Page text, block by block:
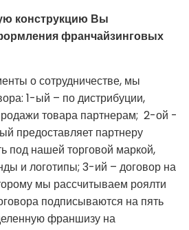
конструкцию Вы
франчайзинговых
о сотрудничестве, мы
1-ый – по дистрибуции,
товара партнерам; 2-ой -
предоставляет партнеру
под нашей торговой маркой,
и логотипы; 3-ий – договор на
мы рассчитываем роялти
подписываются на пять
франшизу на